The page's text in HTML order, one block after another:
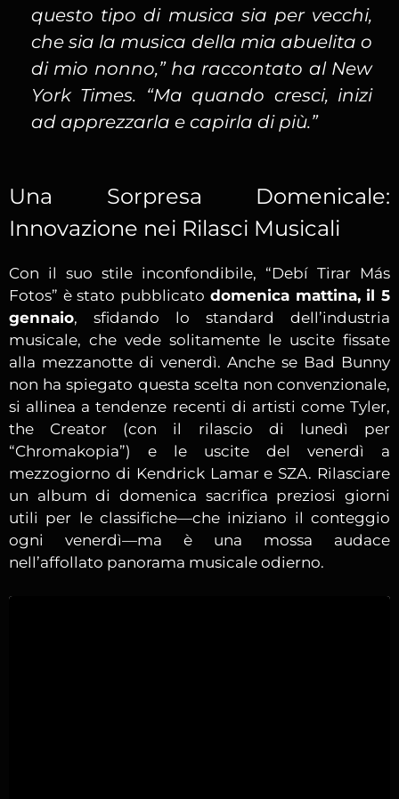
questo tipo di musica sia per vecchi,
che sia la musica della mia abuelita o
di mio nonno,” ha raccontato al New
York Times. “Ma quando cresci, inizi
ad apprezzarla e capirla di più.”
Una Sorpresa Domenicale:
Innovazione nei Rilasci Musicali
Con il suo stile inconfondibile, “Debí Tirar Más
Fotos” è stato pubblicato domenica mattina, il 5
gennaio, sfidando lo standard dell’industria
musicale, che vede solitamente le uscite fissate
alla mezzanotte di venerdì. Anche se Bad Bunny
non ha spiegato questa scelta non convenzionale,
si allinea a tendenze recenti di artisti come Tyler,
the Creator (con il rilascio di lunedì per
“Chromakopia”) e le uscite del venerdì a
mezzogiorno di Kendrick Lamar e SZA. Rilasciare
un album di domenica sacrifica preziosi giorni
utili per le classifiche—che iniziano il conteggio
ogni venerdì—ma è una mossa audace
nell’affollato panorama musicale odierno.